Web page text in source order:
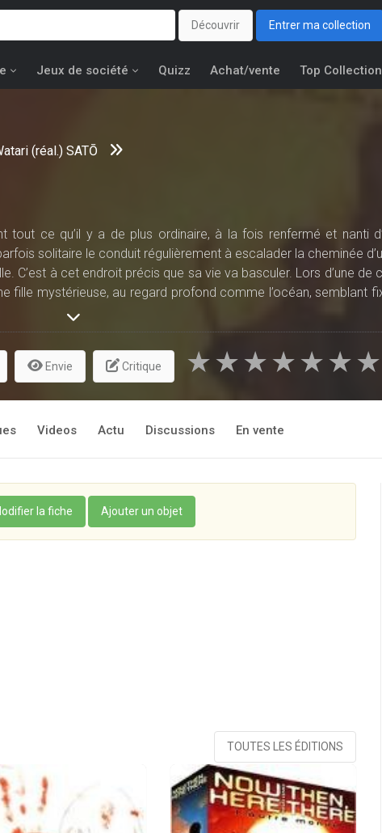
Découvrir Entrer ma collection
Jeux de société Quizz Achat/vente Top
(réal.) SATŌ
tout ce qu’il y a de plus ordinaire, à la fois renfermé et nanti
solitaire le conduit régulièrement à escalader la cheminée
C’est à cet endroit précis que sa vie va basculer. Lors d’une de
fille mystérieuse, au regard profond comme l’océan, semblant
font soudain leur apparition, s’emparant de la jeune fille et
malheureux Shû est également englouti...
Envie Critique ★
★
★
★
★
★
★
Videos Actu Discussions En vente
la fiche Ajouter un objet
TOUTES LES ÉDITIONS